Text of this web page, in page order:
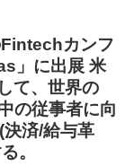
カンフ
」に出展 米
て、世界の
の従事者に向
済/給与革
。